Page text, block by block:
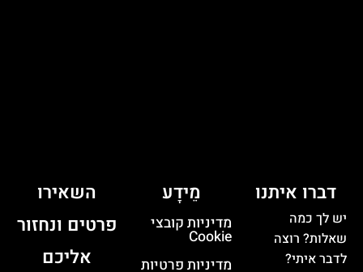
השאירו
פרטים ונחזור
אליכם
מֵידָע
מדיניות קובצי
Cookie
מדיניות פרטיות
דברו איתנו
יש לך כמה
שאלות? רוצה
לדבר איתי?